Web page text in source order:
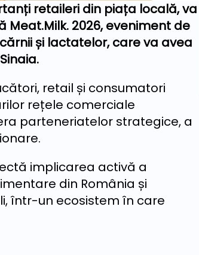
retaileri din piața locală, va
2026, eveniment de
și lactatelor, care va avea
retail și consumatori
rețele comerciale
parteneriatelor strategice, a
implicarea activă a
din România și
într-un ecosistem în care